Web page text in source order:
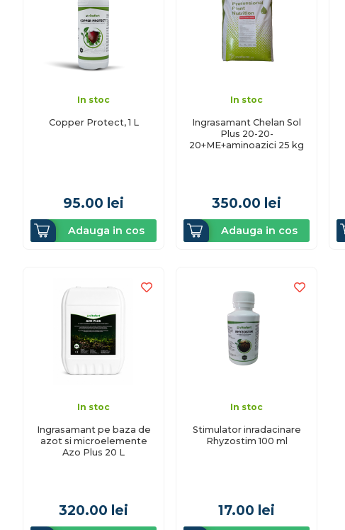
In stoc
Copper Protect, 1 L
95.00 lei
Adauga in cos
In stoc
Ingrasamant Chelan Sol
Plus 20-20-
20+ME+aminoazici 25 kg
350.00 lei
Adauga in cos
In stoc
Ingrasamant pe baza de
azot si microelemente
Azo Plus 20 L
320.00 lei
In stoc
Stimulator inradacinare
Rhyzostim 100 ml
17.00 lei